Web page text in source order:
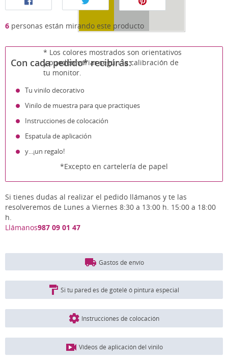
* Los colores mostrados son orientativos
y pueden variar según la calibración de
tu monitor.
6 personas están mirando este producto
Con cada pedido* recibirás:
Tu vinilo decorativo
Vinilo de muestra para que practiques
Instrucciones de colocación
Espatula de aplicación
y...¡un regalo!
*Excepto en cartelería de papel
Si tienes dudas al realizar el pedido llámanos y te las
resolveremos de Lunes a Viernes 8:30 a 13:00 h. 15:00 a 18:00
h.
Llámanos987 09 01 47
Gastos de envío
Si tu pared es de gotelé ó pintura especial
Instrucciones de colocación
Vídeos de aplicación del vinilo